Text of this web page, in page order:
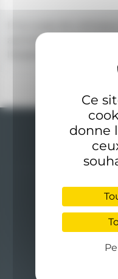
activité. Renseignez-
l'établissement pour
Ce
donne